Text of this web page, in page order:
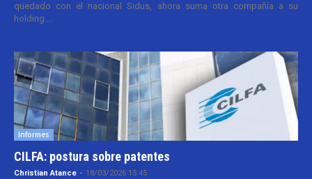
quedado con el nacional Sidus, ahora suma otra compañía a su
holding....
Informes
CILFA: postura sobre patentes
Christian Atance - 18/03/2026 15:45